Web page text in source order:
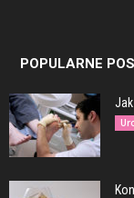
POPULARNE